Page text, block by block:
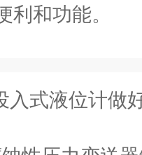
利和功能。
式液位计做好这些